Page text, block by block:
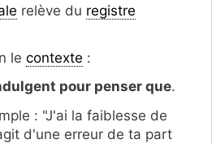
relève du registre
le contexte :
pour penser que.
: "J'ai la faiblesse de
d'une erreur de ta part